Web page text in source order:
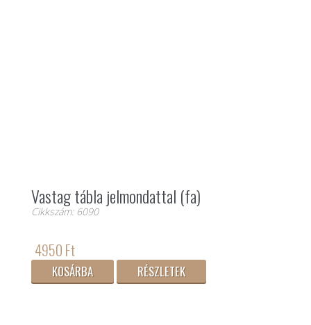
Vastag tábla jelmondattal (fa)
Cikkszám: 6090
4950 Ft
KOSÁRBA RÉSZLETEK